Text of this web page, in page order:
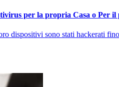
per la propria Casa o Per il
dispositivi sono stati hackerati